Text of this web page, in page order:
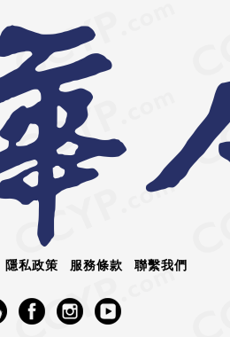
隱私政策 服務條款 聯繫我們